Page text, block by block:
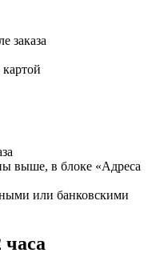
заказа
выше, в блоке «Адреса
или банковскими
часa